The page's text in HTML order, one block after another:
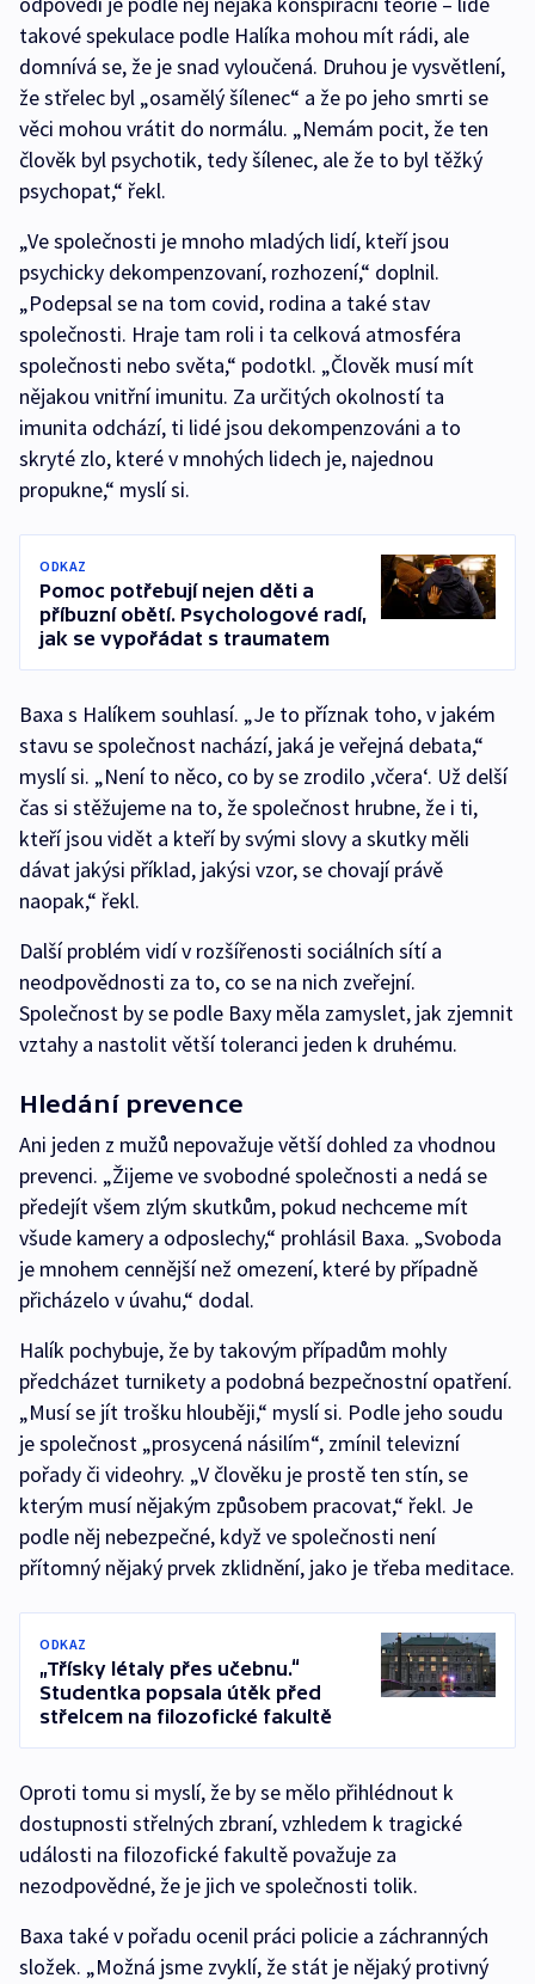
takové spekulace podle Halíka mohou mít rádi, ale
domnívá se, že je snad vyloučená. Druhou je vysvětlení,
že střelec byl „osamělý šílenec“ a že po jeho smrti se
věci mohou vrátit do normálu. „Nemám pocit, že ten
člověk byl psychotik, tedy šílenec, ale že to byl těžký
psychopat,“ řekl.
„Ve společnosti je mnoho mladých lidí, kteří jsou
psychicky dekompenzovaní, rozhození,“ doplnil.
„Podepsal se na tom covid, rodina a také stav
společnosti. Hraje tam roli i ta celková atmosféra
společnosti nebo světa,“ podotkl. „Člověk musí mít
nějakou vnitřní imunitu. Za určitých okolností ta
imunita odchází, ti lidé jsou dekompenzováni a to
skryté zlo, které v mnohých lidech je, najednou
propukne,“ myslí si.
ODKAZ
Pomoc potřebují nejen děti a
příbuzní obětí. Psychologové radí,
jak se vypořádat s traumatem
Baxa s Halíkem souhlasí. „Je to příznak toho, v jakém
stavu se společnost nachází, jaká je veřejná debata,“
myslí si. „Není to něco, co by se zrodilo ‚včera‘. Už delší
čas si stěžujeme na to, že společnost hrubne, že i ti,
kteří jsou vidět a kteří by svými slovy a skutky měli
dávat jakýsi příklad, jakýsi vzor, se chovají právě
naopak,“ řekl.
Další problém vidí v rozšířenosti sociálních sítí a
neodpovědnosti za to, co se na nich zveřejní.
Společnost by se podle Baxy měla zamyslet, jak zjemnit
vztahy a nastolit větší toleranci jeden k druhému.
Hledání prevence
Ani jeden z mužů nepovažuje větší dohled za vhodnou
prevenci. „Žijeme ve svobodné společnosti a nedá se
předejít všem zlým skutkům, pokud nechceme mít
všude kamery a odposlechy,“ prohlásil Baxa. „Svoboda
je mnohem cennější než omezení, které by případně
přicházelo v úvahu,“ dodal.
Halík pochybuje, že by takovým případům mohly
předcházet turnikety a podobná bezpečnostní opatření.
„Musí se jít trošku hlouběji,“ myslí si. Podle jeho soudu
je společnost „prosycená násilím“, zmínil televizní
pořady či videohry. „V člověku je prostě ten stín, se
kterým musí nějakým způsobem pracovat,“ řekl. Je
podle něj nebezpečné, když ve společnosti není
přítomný nějaký prvek zklidnění, jako je třeba meditace.
ODKAZ
„Třísky létaly přes učebnu.“
Studentka popsala útěk před
střelcem na filozofické fakultě
Oproti tomu si myslí, že by se mělo přihlédnout k
dostupnosti střelných zbraní, vzhledem k tragické
události na filozofické fakultě považuje za
nezodpovědné, že je jich ve společnosti tolik.
Baxa také v pořadu ocenil práci policie a záchranných
složek. „Možná jsme zvyklí, že stát je nějaký protivný